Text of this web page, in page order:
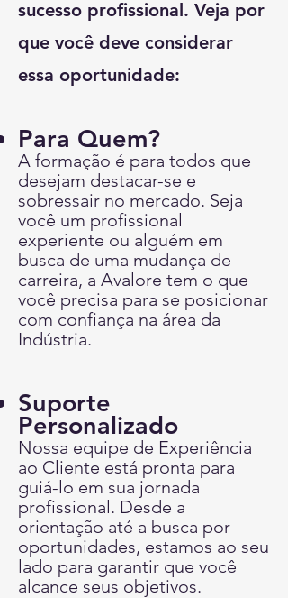
sucesso profissional. Veja por
que você deve considerar
essa oportunidade:
Para Quem?
A formação é para todos que
desejam destacar-se e
sobressair no mercado. Seja
você um profissional
experiente ou alguém em
busca de uma mudança de
carreira, a Avalore tem o que
você precisa para se posicionar
com confiança na área da
Indústria.
Suporte
Personalizado
Nossa equipe de Experiência
ao Cliente está pronta para
guiá-lo em sua jornada
profissional. Desde a
orientação até a busca por
oportunidades, estamos ao seu
lado para garantir que você
alcance seus objetivos.